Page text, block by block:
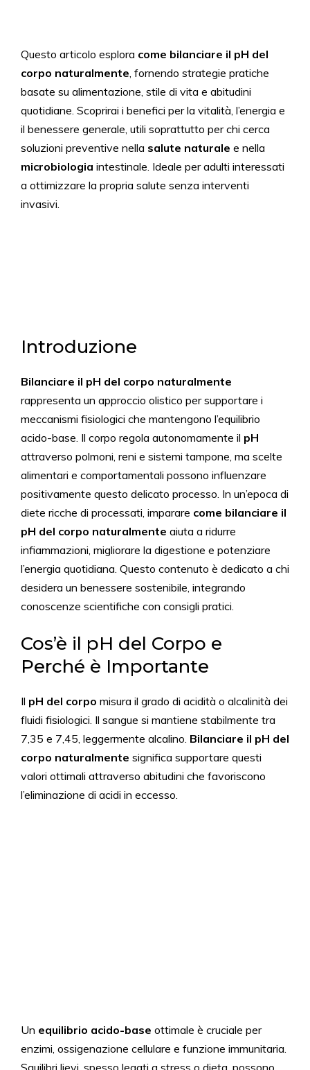
Questo articolo esplora come bilanciare il pH del
corpo naturalmente, fornendo strategie pratiche
basate su alimentazione, stile di vita e abitudini
quotidiane. Scoprirai i benefici per la vitalità, l’energia e
il benessere generale, utili soprattutto per chi cerca
soluzioni preventive nella salute naturale e nella
microbiologia intestinale. Ideale per adulti interessati
a ottimizzare la propria salute senza interventi
invasivi.
Introduzione
Bilanciare il pH del corpo naturalmente
rappresenta un approccio olistico per supportare i
meccanismi fisiologici che mantengono l’equilibrio
acido-base. Il corpo regola autonomamente il pH
attraverso polmoni, reni e sistemi tampone, ma scelte
alimentari e comportamentali possono influenzare
positivamente questo delicato processo. In un’epoca di
diete ricche di processati, imparare come bilanciare il
pH del corpo naturalmente aiuta a ridurre
infiammazioni, migliorare la digestione e potenziare
l’energia quotidiana. Questo contenuto è dedicato a chi
desidera un benessere sostenibile, integrando
conoscenze scientifiche con consigli pratici.
Cos’è il pH del Corpo e
Perché è Importante
Il pH del corpo misura il grado di acidità o alcalinità dei
fluidi fisiologici. Il sangue si mantiene stabilmente tra
7,35 e 7,45, leggermente alcalino. Bilanciare il pH del
corpo naturalmente significa supportare questi
valori ottimali attraverso abitudini che favoriscono
l’eliminazione di acidi in eccesso.
Un equilibrio acido-base ottimale è cruciale per
enzimi, ossigenazione cellulare e funzione immunitaria.
Squilibri lievi, spesso legati a stress o dieta, possono